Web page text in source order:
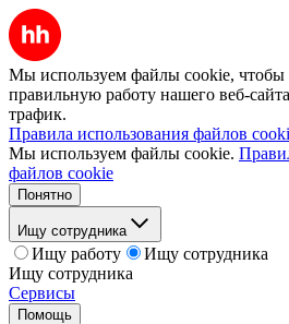
Мы используем файлы cookie, чтобы
правильную работу нашего веб-
трафик.
Правила использования файлов
Мы используем файлы cookie.
файлов cookie
Понятно
Ищу сотрудника
Ищу работу
Ищу сотрудника
Ищу сотрудника
Сервисы
Помощь